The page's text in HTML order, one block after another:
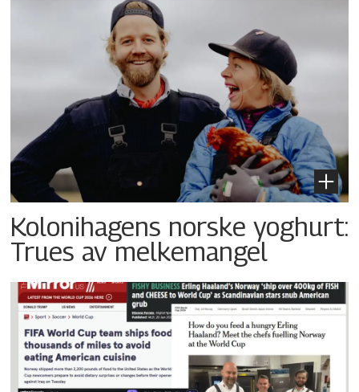
Kolonihagens norske yoghurt:
Trues av melkemangel